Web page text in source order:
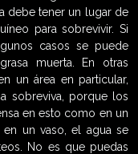
debe tener un lugar de
para sobrevivir. Si
casos se puede
muerta. En otras
un área en particular,
sobreviva, porque los
en esto como en un
en un vaso, el agua se
No es que puedas